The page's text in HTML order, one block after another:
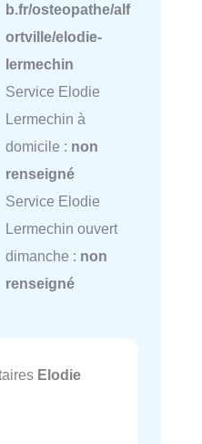
b.fr/osteopathe/alf
ortville/elodie-
lermechin
Service Elodie
Lermechin à
domicile : non
renseigné
Service Elodie
Lermechin ouvert
dimanche : non
renseigné
Elodie